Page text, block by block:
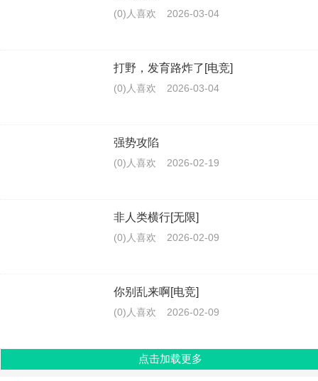
(0)人喜欢 2026-03-04
打野，发育路炸了[电竞]
(0)人喜欢 2026-03-04
强势攻陷
(0)人喜欢 2026-02-19
非人类横行[无限]
(0)人喜欢 2026-02-09
你别乱来啊[电竞]
(0)人喜欢 2026-02-09
点击加载更多